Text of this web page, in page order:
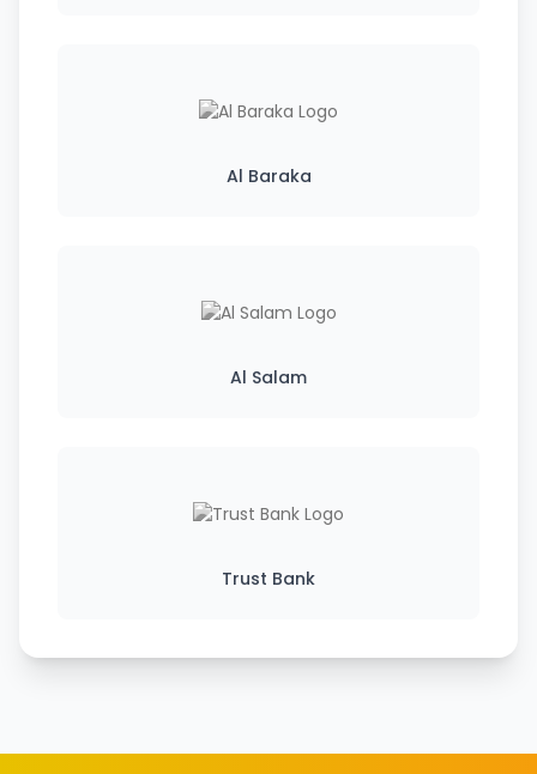
Al Baraka
Al Salam
Trust Bank